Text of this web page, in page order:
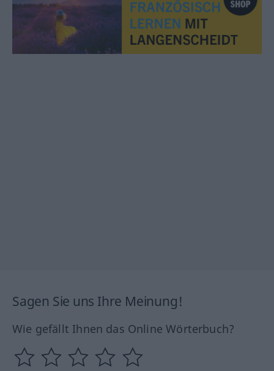
Sagen Sie uns Ihre Meinung!
Wie gefällt Ihnen das Online Wörterbuch?